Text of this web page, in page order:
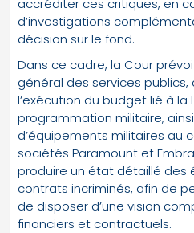
d’investigations
décision sur le fond.
Dans ce cadre, la Cour
général des services publics,
l’exécution du budget lié à la
programmation militaire,
d’équipements militaires au
sociétés Paramount et
produire un état détaillé des
contrats incriminés, afin de
de disposer d’une vision
financiers et contractuels.